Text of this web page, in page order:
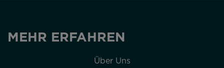
MEHR ERFAHREN
Über Uns